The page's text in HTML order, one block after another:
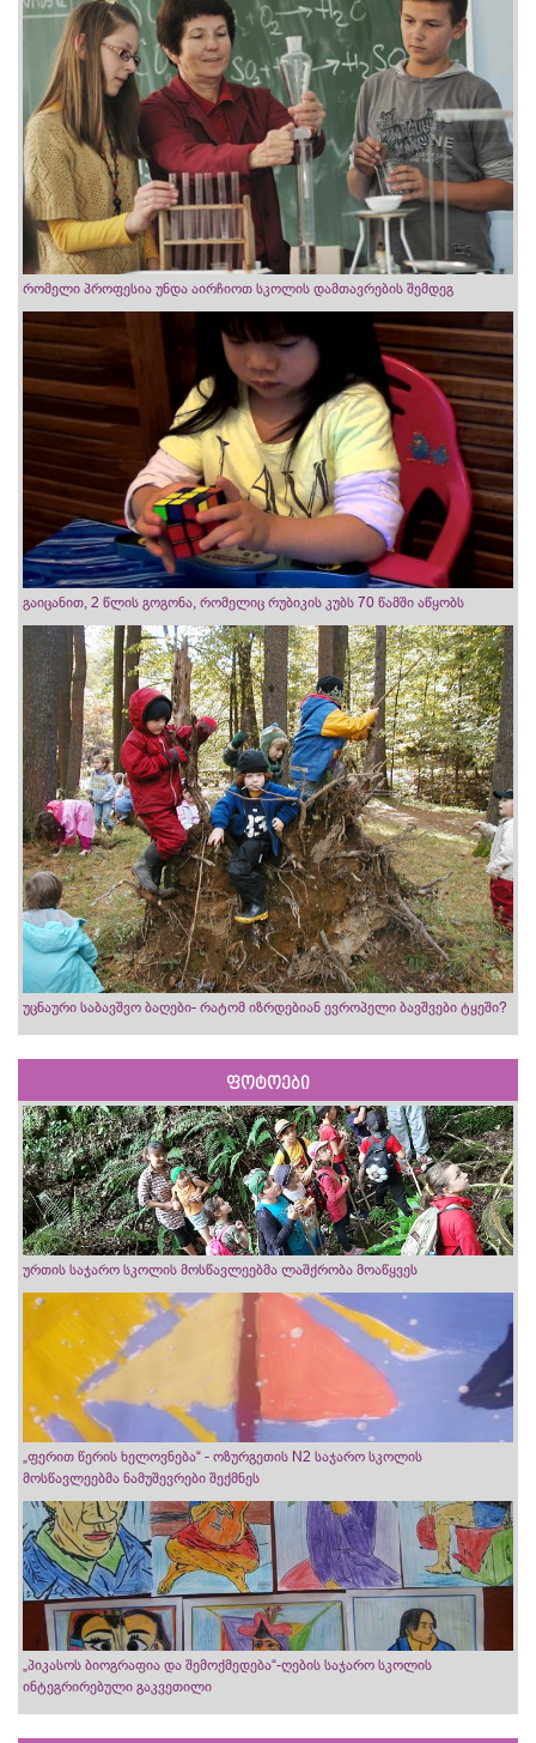
რომელი პროფესია უნდა აირჩიოთ სკოლის დამთავრების შემდეგ
გაიცანით, 2 წლის გოგონა, რომელიც რუბიკის კუბს 70 წამში აწყობს
უცნაური საბავშვო ბაღები- რატომ იზრდებიან ევროპელი ბავშვები ტყეში?
ფოტოები
ურთის საჯარო სკოლის მოსწავლეებმა ლაშქრობა მოაწყვეს
„ფერით წერის ხელოვნება“ - ოზურგეთის N2 საჯარო სკოლის
მოსწავლეებმა ნამუშევრები შექმნეს
„პიკასოს ბიოგრაფია და შემოქმედება“-ღების საჯარო სკოლის
ინტეგრირებული გაკვეთილი